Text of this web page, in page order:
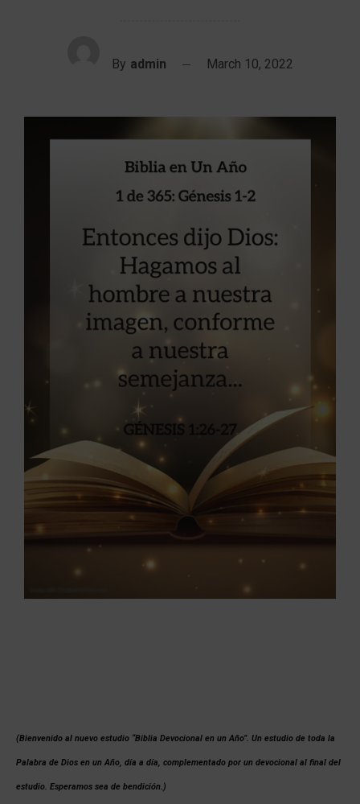
By admin March 10, 2022
(Bienvenido al nuevo estudio “Biblia Devocional en un Año”. Un estudio de toda la
Palabra de Dios en un Año, día a día, complementado por un devocional al final del
estudio. Esperamos sea de bendición.)